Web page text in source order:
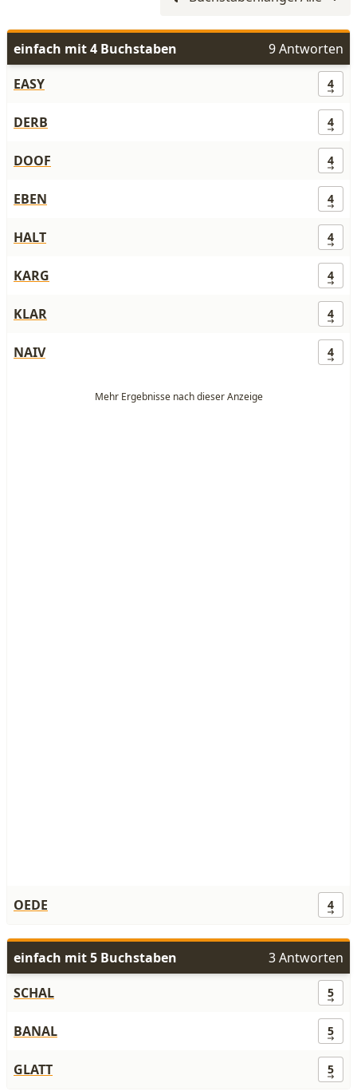
einfach mit 4 Buchstaben
9 Antworten
EASY
4
DERB 4
DOOF 4
EBEN 4
HALT 4
KARG 4
KLAR 4
NAIV 4
OEDE 4
einfach mit 5 Buchstaben
3 Antworten
SCHAL
5
BANAL 5
GLATT 5